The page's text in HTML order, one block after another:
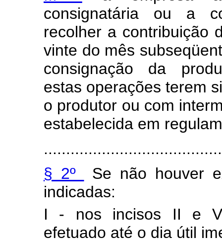
consignatária ou a
recolher a contribuição
vinte do mês
consignação da
estas operações terem
o produtor ou com
estabelecida em
§ 2º
Se não houver
indicadas:
I - nos incisos II e
efetuado até o dia útil